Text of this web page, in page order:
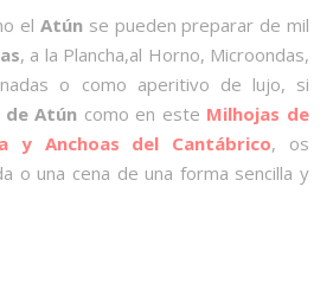
elAtún se pueden preparar de mil
, a la Plancha,al Horno, Microondas,
o como aperitivo de lujo, si
de Atún como en este Milhojas de
y Anchoas del Cantábrico, os
o una cena de una forma sencilla y